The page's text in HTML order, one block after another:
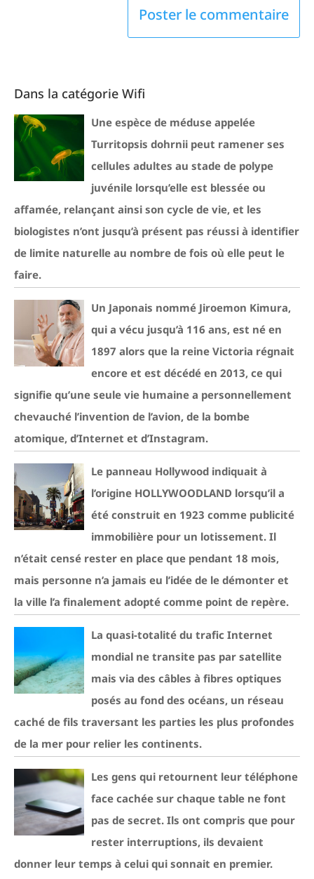
Dans la catégorie Wifi
Une espèce de méduse appelée
Turritopsis dohrnii peut ramener ses
cellules adultes au stade de polype
juvénile lorsqu’elle est blessée ou
affamée, relançant ainsi son cycle de vie, et les
biologistes n’ont jusqu’à présent pas réussi à identifier
de limite naturelle au nombre de fois où elle peut le
faire.
Un Japonais nommé Jiroemon Kimura,
qui a vécu jusqu’à 116 ans, est né en
1897 alors que la reine Victoria régnait
encore et est décédé en 2013, ce qui
signifie qu’une seule vie humaine a personnellement
chevauché l’invention de l’avion, de la bombe
atomique, d’Internet et d’Instagram.
Le panneau Hollywood indiquait à
l’origine HOLLYWOODLAND lorsqu’il a
été construit en 1923 comme publicité
immobilière pour un lotissement. Il
n’était censé rester en place que pendant 18 mois,
mais personne n’a jamais eu l’idée de le démonter et
la ville l’a finalement adopté comme point de repère.
La quasi-totalité du trafic Internet
mondial ne transite pas par satellite
mais via des câbles à fibres optiques
posés au fond des océans, un réseau
caché de fils traversant les parties les plus profondes
de la mer pour relier les continents.
Les gens qui retournent leur téléphone
face cachée sur chaque table ne font
pas de secret. Ils ont compris que pour
rester interruptions, ils devaient
donner leur temps à celui qui sonnait en premier.